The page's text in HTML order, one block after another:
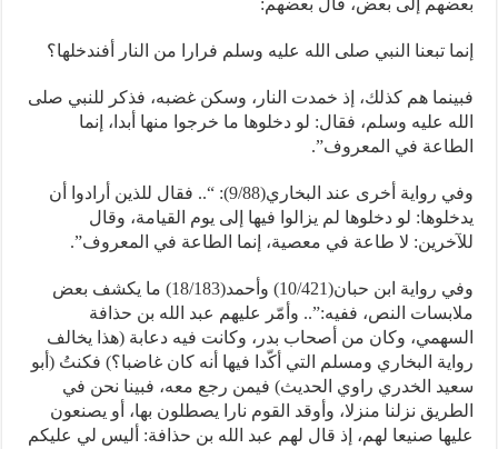
بعضهم إلى بعض، قال بعضهم:
إنما تبعنا النبي صلى الله عليه وسلم فرارا من النار أفندخلها؟
فبينما هم كذلك، إذ خمدت النار، وسكن غضبه، فذكر للنبي صلى
الله عليه وسلم، فقال: لو دخلوها ما خرجوا منها أبدا، إنما
الطاعة في المعروف”.
وفي رواية أخرى عند البخاري(9/88): “.. فقال للذين أرادوا أن
يدخلوها: لو دخلوها لم يزالوا فيها إلى يوم القيامة، وقال
للآخرين: لا طاعة في معصية، إنما الطاعة في المعروف”.
وفي رواية ابن حبان(10/421) وأحمد(18/183) ما يكشف بعض
ملابسات النص، ففيه:”.. وأمّر عليهم عبد الله بن حذافة
السهمي، وكان من أصحاب بدر، وكانت فيه دعابة (هذا يخالف
رواية البخاري ومسلم التي أكّدا فيها أنه كان غاضبا؟) فكنتُ (أبو
سعيد الخدري راوي الحديث) فيمن رجع معه، فبينا نحن في
الطريق نزلنا منزلا، وأوقد القوم نارا يصطلون بها، أو يصنعون
عليها صنيعا لهم، إذ قال لهم عبد الله بن حذافة: أليس لي عليكم